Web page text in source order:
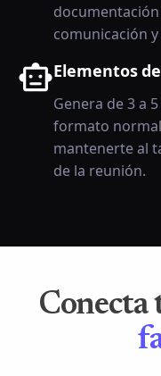
comunicación
Elementos
Genera de 3 a
formato
mantenerte al
de la reunión.
Conecta